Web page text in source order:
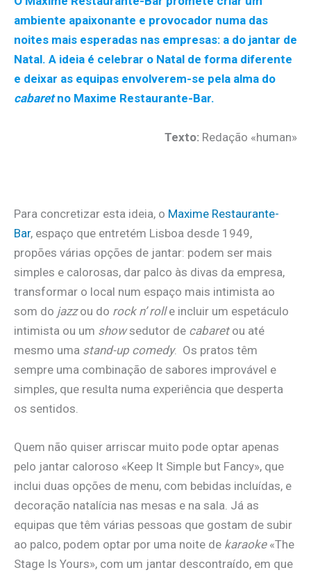
ambiente apaixonante e provocador numa das
noites mais esperadas nas empresas: a do jantar de
Natal. A ideia é celebrar o Natal de forma diferente
e deixar as equipas envolverem-se pela alma do
cabaretno Maxime Restaurante-Bar.
Texto: Redação «human»
Para concretizar esta ideia, o Maxime Restaurante-
Bar, espaço que entretém Lisboa desde 1949,
propões várias opções de jantar: podem ser mais
simples e calorosas, dar palco às divas da empresa,
transformar o local num espaço mais intimista ao
som do jazzou do rock n’ rolle incluir um espetáculo
intimista ou um showsedutor de cabaretou até
mesmo uma stand-up comedy. Os pratos têm
sempre uma combinação de sabores improvável e
simples, que resulta numa experiência que desperta
os sentidos.
Quem não quiser arriscar muito pode optar apenas
pelo jantar caloroso «Keep It Simple but Fancy», que
inclui duas opções de menu, com bebidas incluídas, e
decoração natalícia nas mesas e na sala. Já as
equipas que têm várias pessoas que gostam de subir
ao palco, podem optar por uma noite de karaoke«The
Stage Is Yours», com um jantar descontraído, em que